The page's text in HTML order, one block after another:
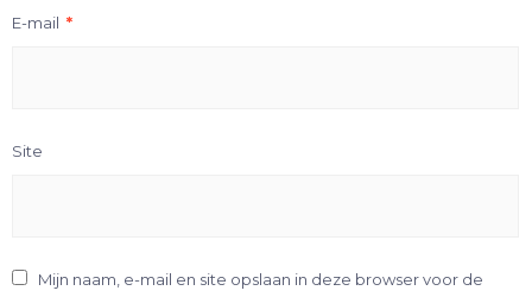
E-mail *
Site
Mijn naam, e-mail en site opslaan in deze browser voor de